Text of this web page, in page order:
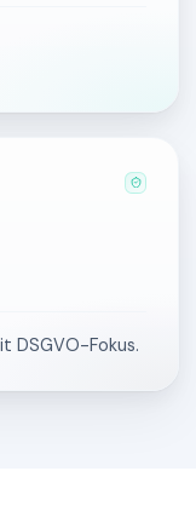
DSGVO-Fokus.